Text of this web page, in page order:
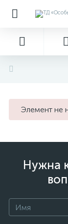
Элемент не
Нужна